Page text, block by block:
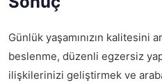
Günlük yaşamınızın kalitesini
beslenme, düzenli egzersiz
ilişkilerinizi geliştirmek ve